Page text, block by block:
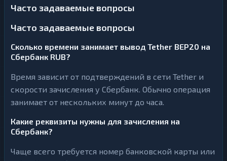
Часто задаваемые вопросы
Часто задаваемые вопросы
Сколько времени занимает вывод Tether BEP20 на
Сбербанк RUB?
Время зависит от подтверждений в сети Tether и
скорости зачисления у Сбербанк. Обычно операция
занимает от нескольких минут до часа.
Какие реквизиты нужны для зачисления на
Сбербанк?
Чаще всего требуется номер банковской карты или